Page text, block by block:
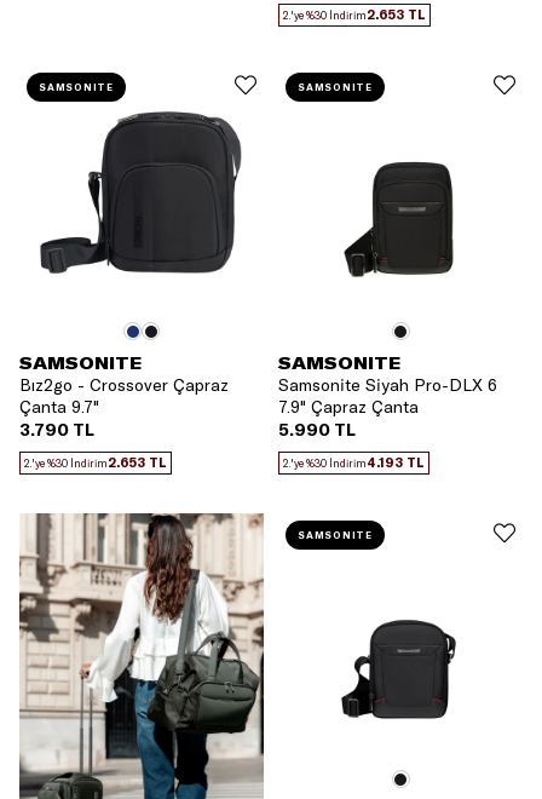
2.'ye %30 İndirim2.653 TL
SAMSONITE
Bız2go - Crossover Çapraz
Çanta 9.7"
3.790 TL
2.'ye %30 İndirim2.653 TL
SAMSONITE
SAMSONITE
Samsonite Siyah Pro-DLX 6
7.9" Çapraz Çanta
5.990 TL
2.'ye %30 İndirim4.193 TL
SAMSONITE
SAMSONITE